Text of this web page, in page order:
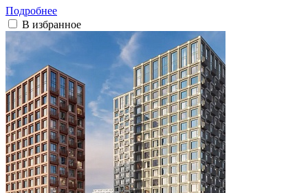
Подробнее
В избранное